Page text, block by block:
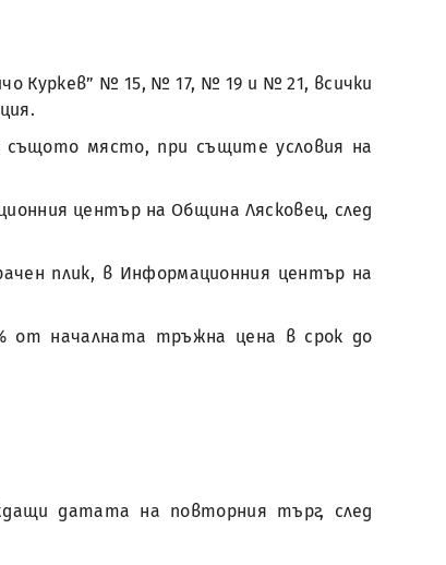
Куркев” № 15, № 17, № 19 и № 21, всички
същото място, при същите условия на
център на Община Лясковец, след
плик, в Информационния център на
от началната тръжна цена в срок до
датата на повторния търг, след